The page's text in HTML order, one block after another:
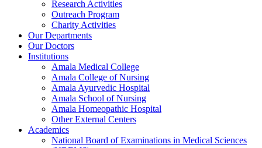
Research Activities
Outreach Program
Charity Activities
Our Departments
Our Doctors
Institutions
Amala Medical College
Amala College of Nursing
Amala Ayurvedic Hospital
Amala School of Nursing
Amala Homeopathic Hospital
Other External Centers
Academics
National Board of Examinations in Medical Sciences